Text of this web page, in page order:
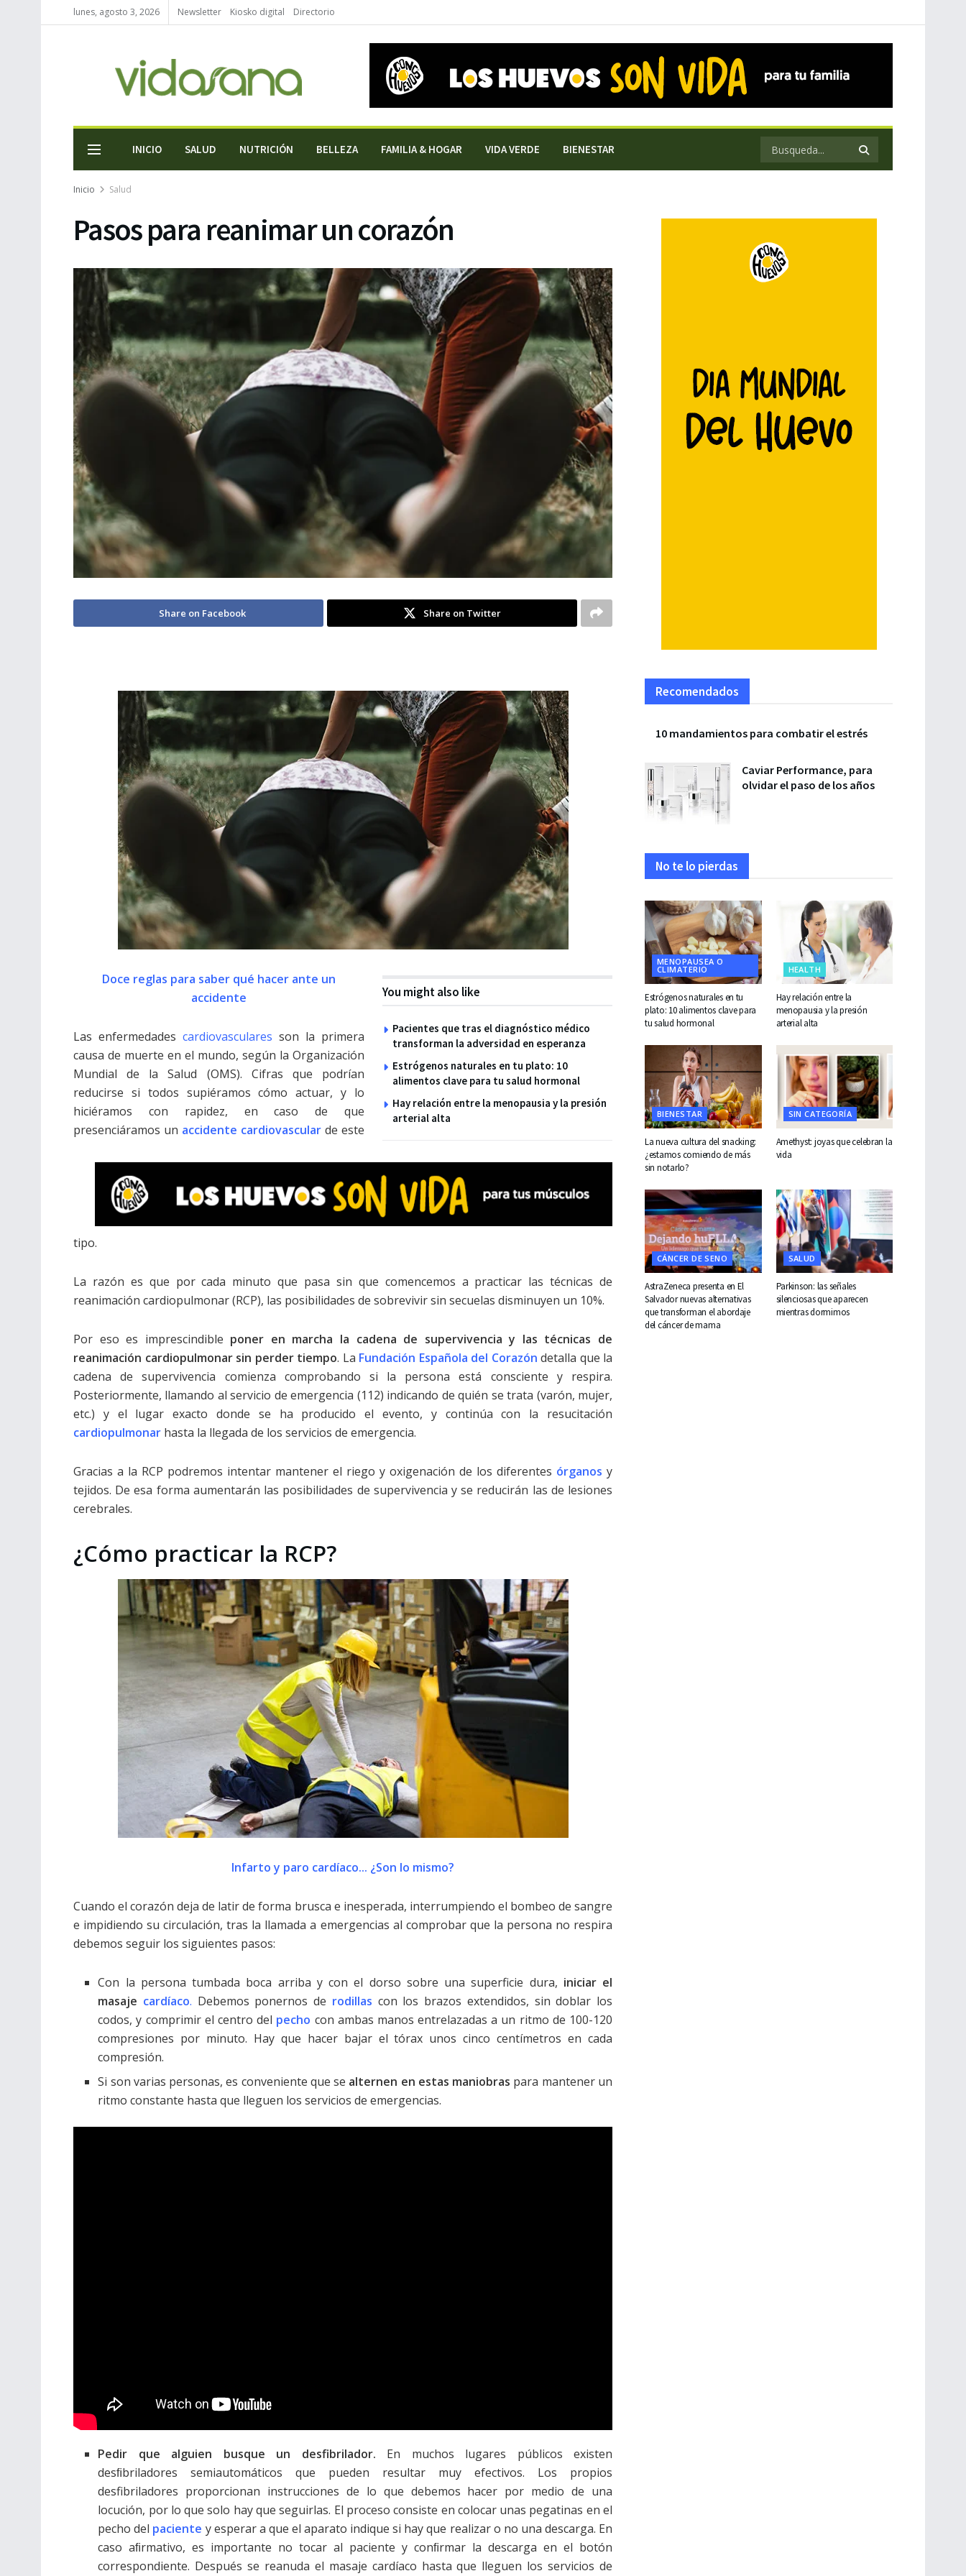
lunes, agosto 3, 2026 Newsletter Kiosko digital Directorio
INICIO SALUD NUTRICIÓN BELLEZA FAMILIA & HOGAR VIDA VERDE BIENESTAR
Inicio Salud
Pasos para reanimar un corazón
Share on Facebook Share on Twitter
You might also like
Pacientes que tras el diagnóstico médico
transforman la adversidad en esperanza
Estrógenos naturales en tu plato: 10
alimentos clave para tu salud hormonal
Hay relación entre la menopausia y la presión
arterial alta
Doce reglas para saber qué hacer ante un
accidente
Las enfermedades cardiovasculares son la primera
causa de muerte en el mundo, según la Organización
Mundial de la Salud (OMS). Cifras que podrían
reducirse si todos supiéramos cómo actuar, y lo
hiciéramos con rapidez, en caso de que
presenciáramos un accidente cardiovascular de este
tipo.
La razón es que por cada minuto que pasa sin que comencemos a practicar las técnicas de
reanimación cardiopulmonar (RCP), las posibilidades de sobrevivir sin secuelas disminuyen un 10%.
Por eso es imprescindible poner en marcha la cadena de supervivencia y las técnicas de
reanimación cardiopulmonar sin perder tiempo. La Fundación Española del Corazón detalla que la
cadena de supervivencia comienza comprobando si la persona está consciente y respira.
Posteriormente, llamando al servicio de emergencia (112) indicando de quién se trata (varón, mujer,
etc.) y el lugar exacto donde se ha producido el evento, y continúa con la resucitación
cardiopulmonar hasta la llegada de los servicios de emergencia.
Gracias a la RCP podremos intentar mantener el riego y oxigenación de los diferentes órganos y
tejidos. De esa forma aumentarán las posibilidades de supervivencia y se reducirán las de lesiones
cerebrales.
¿Cómo practicar la RCP?
Infarto y paro cardíaco... ¿Son lo mismo?
Cuando el corazón deja de latir de forma brusca e inesperada, interrumpiendo el bombeo de sangre
e impidiendo su circulación, tras la llamada a emergencias al comprobar que la persona no respira
debemos seguir los siguientes pasos:
Con la persona tumbada boca arriba y con el dorso sobre una superficie dura, iniciar el
masaje cardíaco. Debemos ponernos de rodillas con los brazos extendidos, sin doblar los
codos, y comprimir el centro del pecho con ambas manos entrelazadas a un ritmo de 100-120
compresiones por minuto. Hay que hacer bajar el tórax unos cinco centímetros en cada
compresión.
Si son varias personas, es conveniente que se alternen en estas maniobras para mantener un
ritmo constante hasta que lleguen los servicios de emergencias.
Pedir que alguien busque un desfibrilador. En muchos lugares públicos existen
desﬁbriladores semiautomáticos que pueden resultar muy efectivos. Los propios
desfibriladores proporcionan instrucciones de lo que debemos hacer por medio de una
locución, por lo que solo hay que seguirlas. El proceso consiste en colocar unas pegatinas en el
pecho del paciente y esperar a que el aparato indique si hay que realizar o no una descarga. En
caso aﬁrmativo, es importante no tocar al paciente y conﬁrmar la descarga en el botón
correspondiente. Después se reanuda el masaje cardíaco hasta que lleguen los servicios de
Recomendados
10 mandamientos para combatir el estrés
Caviar Performance, para
olvidar el paso de los años
No te lo pierdas
MENOPAUSEA O
CLIMATERIO
Estrógenos naturales en tu
plato: 10 alimentos clave para
tu salud hormonal
HEALTH
Hay relación entre la
menopausia y la presión
arterial alta
BIENESTAR
La nueva cultura del snacking:
¿estamos comiendo de más
sin notarlo?
SIN CATEGORÍA
Amethyst: joyas que celebran la
vida
CÁNCER DE SENO
AstraZeneca presenta en El
Salvador nuevas alternativas
que transforman el abordaje
del cáncer de mama
SALUD
Parkinson: las señales
silenciosas que aparecen
mientras dormimos